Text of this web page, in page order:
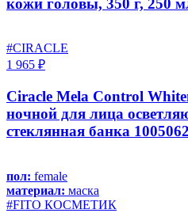
#CIRACLE
1 965 ₽
Ciracle Mela Control
ночной для лица
стеклянная банка
пол: female
материал: маска
#FITO КОСМЕТИК